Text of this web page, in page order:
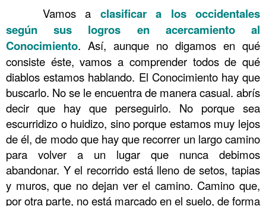
Vamos a clasificar a los occidentales
según sus logros en acercamiento al
Conocimiento. Así, aunque no digamos en qué
consiste éste, vamos a comprender todos de qué
diablos estamos hablando. El Conocimiento hay que
buscarlo. No se le encuentra de manera casual. abrís
decir que hay que perseguirlo. No porque sea
escurridizo o huidizo, sino porque estamos muy lejos
de él, de modo que hay que recorrer un largo camino
para volver a un lugar que nunca debimos
abandonar. Y el recorrido está lleno de setos, tapias
y muros, que no dejan ver el camino. Camino que,
por otra parte, no está marcado en el suelo, de forma